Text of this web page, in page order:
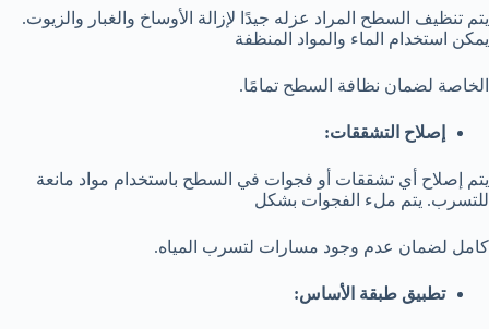
يتم تنظيف السطح المراد عزله جيدًا لإزالة الأوساخ والغبار والزيوت.
يمكن استخدام الماء والمواد المنظفة
الخاصة لضمان نظافة السطح تمامًا.
إصلاح التشققات:
يتم إصلاح أي تشققات أو فجوات في السطح باستخدام مواد مانعة
للتسرب. يتم ملء الفجوات بشكل
كامل لضمان عدم وجود مسارات لتسرب المياه.
تطبيق طبقة الأساس: